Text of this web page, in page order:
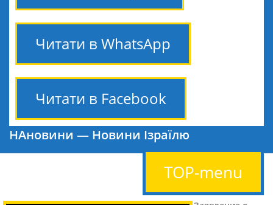
TOP-menu
Читати в WhatsApp
Читати в Facebook
НАновини — Новини Ізраїлю